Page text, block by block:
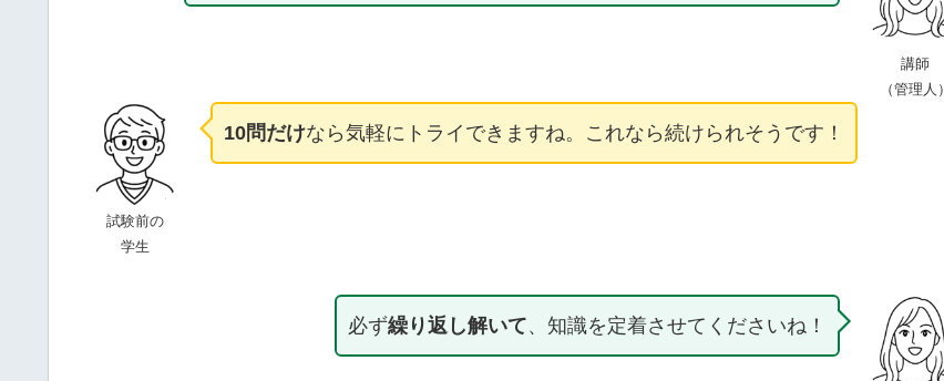
講師
（管理人）
試験前の
学生
10問だけなら気軽にトライできますね。これなら続けられそうです！
必ず繰り返し解いて、知識を定着させてくださいね！